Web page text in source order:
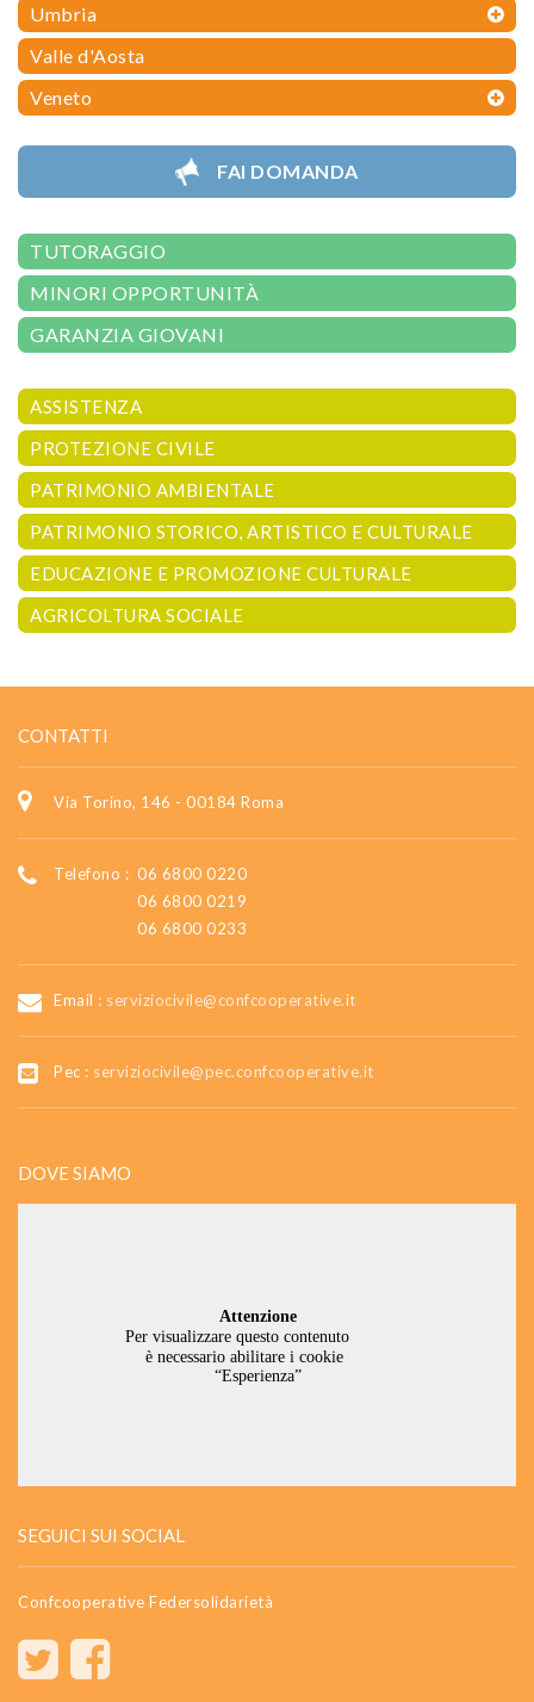
Umbria
Valle d'Aosta
Veneto
FAI DOMANDA
TUTORAGGIO
MINORI OPPORTUNITÀ
GARANZIA GIOVANI
ASSISTENZA
PROTEZIONE CIVILE
PATRIMONIO AMBIENTALE
PATRIMONIO STORICO, ARTISTICO E CULTURALE
EDUCAZIONE E PROMOZIONE CULTURALE
AGRICOLTURA SOCIALE
CONTATTI
Via Torino, 146 - 00184 Roma
Telefono : 06 6800 0220
06 6800 0219
06 6800 0233
Email : serviziocivile@confcooperative.it
Pec : serviziocivile@pec.confcooperative.it
DOVE SIAMO
SEGUICI SUI SOCIAL
Confcooperative Federsolidarietà